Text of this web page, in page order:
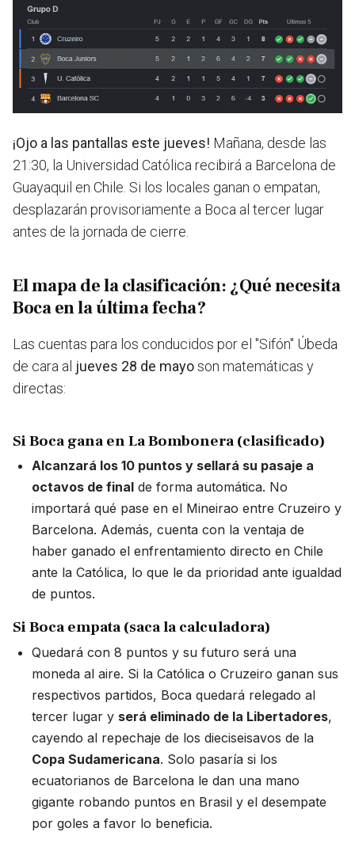
¡Ojo a las pantallas este jueves! Mañana, desde las
21:30, la Universidad Católica recibirá a Barcelona de
Guayaquil en Chile. Si los locales ganan o empatan,
desplazarán provisoriamente a Boca al tercer lugar
antes de la jornada de cierre.
El mapa de la clasificación: ¿Qué necesita
Boca en la última fecha?
Las cuentas para los conducidos por el "Sifón" Úbeda
de cara al jueves 28 de mayoson matemáticas y
directas:
Si Boca gana en La Bombonera (clasificado)
Alcanzará los 10 puntos y sellará su pasaje a
octavos de final de forma automática. No
importará qué pase en el Mineirao entre Cruzeiro y
Barcelona. Además, cuenta con la ventaja de
haber ganado el enfrentamiento directo en Chile
ante la Católica, lo que le da prioridad ante igualdad
de puntos.
Si Boca empata (saca la calculadora)
Quedará con 8 puntos y su futuro será una
moneda al aire. Si la Católica o Cruzeiro ganan sus
respectivos partidos, Boca quedará relegado al
tercer lugar y será eliminado de la Libertadores,
cayendo al repechaje de los dieciseisavos de la
Copa Sudamericana. Solo pasaría si los
ecuatorianos de Barcelona le dan una mano
gigante robando puntos en Brasil y el desempate
por goles a favor lo beneficia.